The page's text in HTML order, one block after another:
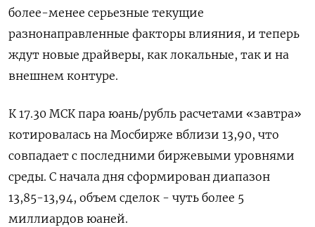
более-менее серьезные текущие
разнонаправленные факторы влияния, и теперь
ждут новые драйверы, как локальные, так и на
внешнем контуре.
К 17.30 МСК пара юань/рубль расчетами «завтра»
котировалась на Мосбирже вблизи 13,90, что
совпадает с последними биржевыми уровнями
среды. С начала дня сформирован диапазон
13,85-13,94, объем сделок - чуть более 5
миллиардов юаней.